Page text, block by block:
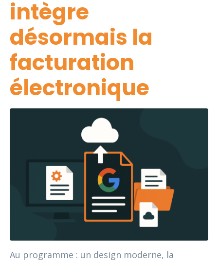
intègre
désormais la
facturation
électronique
Au programme : un design moderne, la